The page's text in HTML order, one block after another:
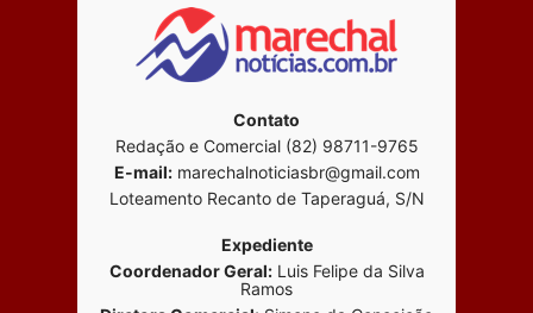
Contato
Redação e Comercial (82) 98711-9765
E-mail:marechalnoticiasbr@gmail.com
Loteamento Recanto de Taperaguá, S/N
Expediente
Coordenador Geral:Luis Felipe da Silva
Ramos